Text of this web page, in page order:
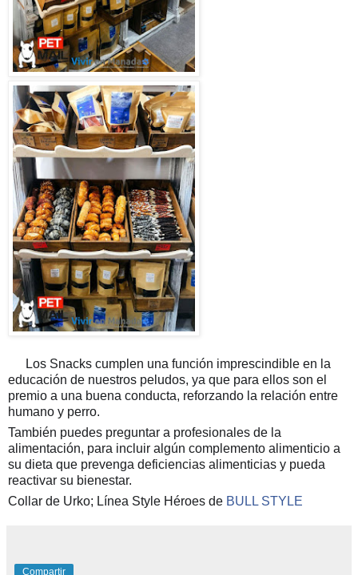
Los Snacks cumplen una función imprescindible en la
educación de nuestros peludos, ya que para ellos son el
premio a una buena conducta, reforzando la relación entre
humano y perro.
También puedes preguntar a profesionales de la
alimentación, para incluir algún complemento alimenticio a
su dieta que prevenga deficiencias alimenticias y pueda
reactivar su bienestar.
Collar de Urko; Línea Style Héroes de BULL STYLE
Compartir